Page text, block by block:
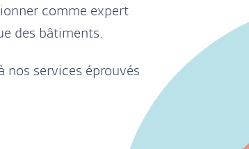
comme expert
des bâtiments.
nos services éprouvés